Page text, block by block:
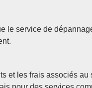
le service de
et les frais associés